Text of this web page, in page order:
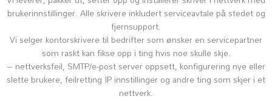
brukerinnstillinger. Alle skrivere inkludert serviceavtale på stedet og
fjernsupport.
Vi selger kontorskrivere til bedrifter som ønsker en servicepartner
som raskt kan fikse opp i ting hvis noe skulle skje.
– nettverksfeil, SMTP/e-post server oppsett, konfigurering nye eller
slette brukere, feilretting IP innstillinger og andre ting som skjer i et
nettverk.